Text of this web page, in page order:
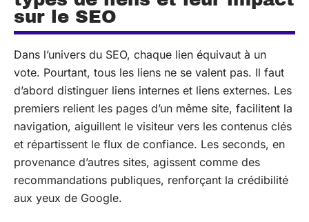
sur le SEO
Dans l’univers du SEO, chaque lien équivaut à un
vote. Pourtant, tous les liens ne se valent pas. Il faut
d’abord distinguer liens internes et liens externes. Les
premiers relient les pages d’un même site, facilitent la
navigation, aiguillent le visiteur vers les contenus clés
et répartissent le flux de confiance. Les seconds, en
provenance d’autres sites, agissent comme des
recommandations publiques, renforçant la crédibilité
aux yeux de Google.